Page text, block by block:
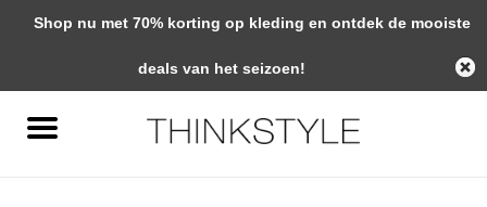
0 Artikelen - €0,00
Shop nu met 70% korting op kleding en ontdek de mooiste
deals van het seizoen!